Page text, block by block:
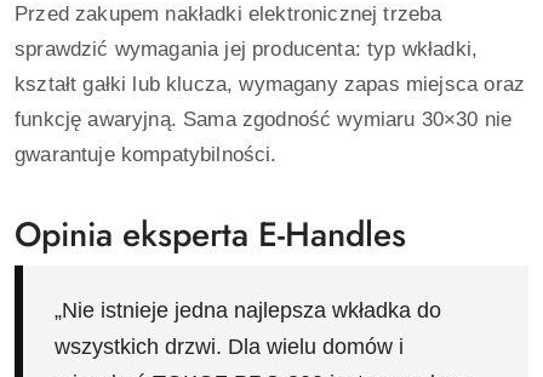
Przed zakupem nakładki elektronicznej trzeba
sprawdzić wymagania jej producenta: typ wkładki,
kształt gałki lub klucza, wymagany zapas miejsca oraz
funkcję awaryjną. Sama zgodność wymiaru 30×30 nie
gwarantuje kompatybilności.
Opinia eksperta E-Handles
„Nie istnieje jedna najlepsza wkładka do
wszystkich drzwi. Dla wielu domów i